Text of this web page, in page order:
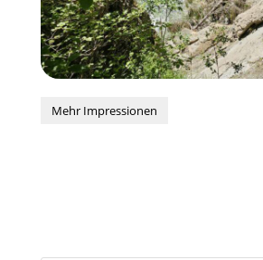
Mehr Impressionen